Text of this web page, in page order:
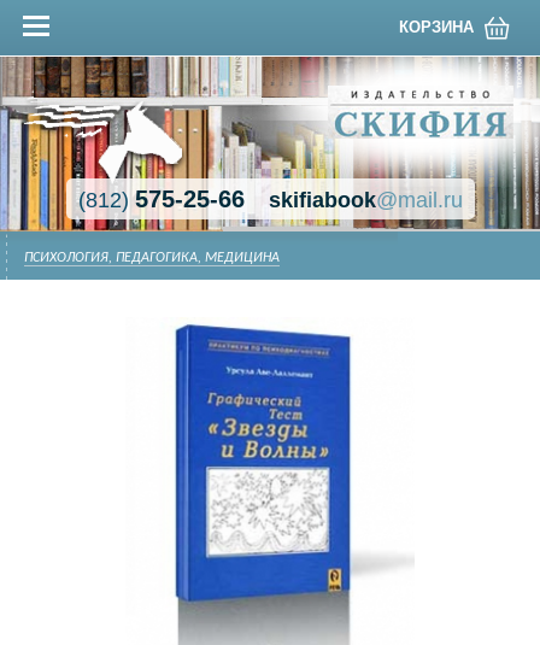
КОРЗИНА
(812)575-25-66 skifiabook@mail.ru
ПСИХОЛОГИЯ, ПЕДАГОГИКА, МЕДИЦИНА